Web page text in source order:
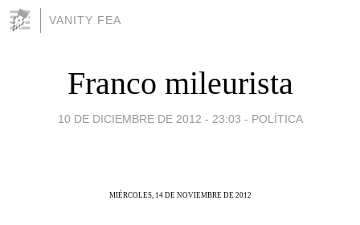
VANITY FEA
Franco mileurista
10 DE DICIEMBRE DE 2012 - 23:03 - POLÍTICA
MIÉRCOLES, 14 DE NOVIEMBRE DE 2012